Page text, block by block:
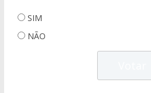
SIM
NÃO